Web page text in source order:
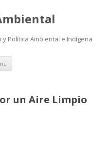
Política Ambiental e Indígena
Ir
contenido
un Aire Limpio